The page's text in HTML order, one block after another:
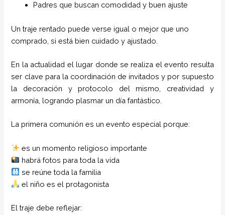
Padres que buscan comodidad y buen ajuste
Un traje rentado puede verse igual o mejor que uno
comprado, si está bien cuidado y ajustado.
En la actualidad el lugar donde se realiza el evento resulta
ser clave para la coordinación de invitados y por supuesto
la decoración y protocolo del mismo, creatividad y
armonía, logrando plasmar un día fantástico.
La primera comunión es un evento especial porque:
es un momento religioso importante
habrá fotos para toda la vida
se reúne toda la familia
el niño es el protagonista
El traje debe reflejar: